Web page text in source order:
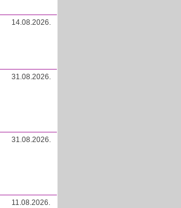
14.08.2026.
31.08.2026.
31.08.2026.
11.08.2026.